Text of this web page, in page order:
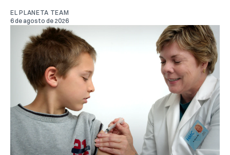
EL PLANETA TEAM
6 de agosto de 2026